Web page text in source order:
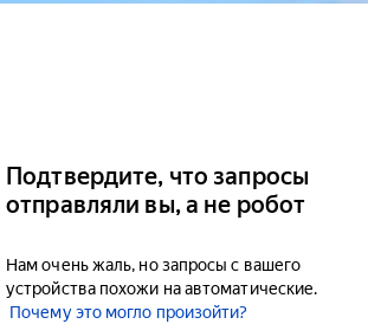
Подтвердите, что запросы
отправляли вы, а не робот
Нам очень жаль, но запросы с вашего
устройства похожи на автоматические.
Почему это могло произойти?